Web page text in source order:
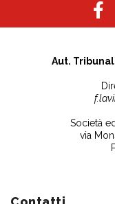
Aut.
Società
via